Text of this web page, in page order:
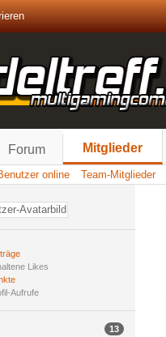
Forum Mitglieder
online Team-Mitglieder
Likes
Aufrufe
13